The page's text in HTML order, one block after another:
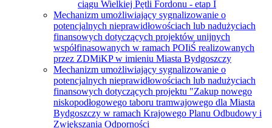
ciągu Wielkiej Pętli Fordonu - etap I
Mechanizm umożliwiający sygnalizowanie o
potencjalnych nieprawidłowościach lub nadużyciach
finansowych dotyczących projektów unijnych
współfinasowanych w ramach POIiŚ realizowanych
przez ZDMiKP w imieniu Miasta Bydgoszczy
Mechanizm umożliwiający sygnalizowanie o
potencjalnych nieprawidłowościach lub nadużyciach
finansowych dotyczących projektu "Zakup nowego
niskopodłogowego taboru tramwajowego dla Miasta
Bydgoszczy w ramach Krajowego Planu Odbudowy i
Zwiększania Odporności